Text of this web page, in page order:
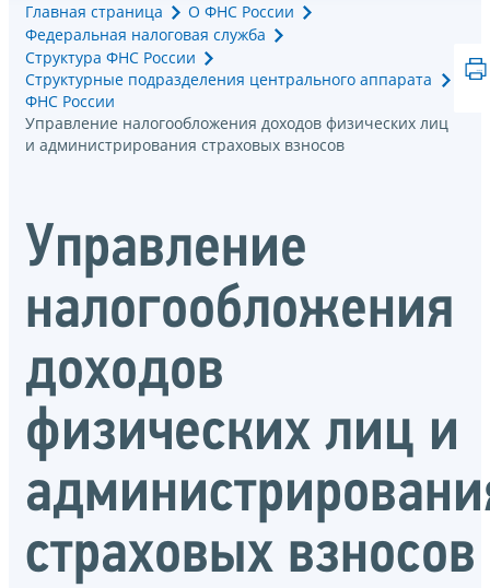
Главная страница
О ФНС России
Федеральная налоговая служба
Структура ФНС России
Структурные подразделения центрального аппарата
ФНС России
Управление налогообложения доходов физических лиц
и администрирования страховых взносов
Управление
налогообложения
доходов
физических лиц и
страховых взносов